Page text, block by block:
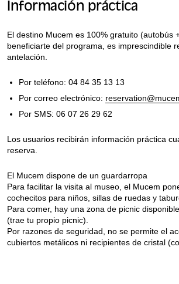
Información práctica
El destino Mucem es 100% gratuito (autobús
beneficiarte del programa, es imprescindible
antelación.
Por teléfono: 04 84 35 13 13
Por correo electrónico:
Por SMS: 06 07 26 29 62
Los usuarios recibirán información práctica
reserva.
El Mucem dispone de un guardarropa
Para facilitar la visita al museo, el Mucem
cochecitos para niños, sillas de ruedas y
Para comer, hay una zona de picnic
(trae tu propio picnic).
Por razones de seguridad, no se permite el
cubiertos metálicos ni recipientes de cristal